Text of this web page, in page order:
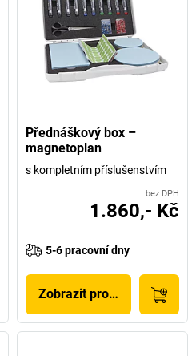
Přednáškový box –
magnetoplan
s kompletním příslušenstvím
bez DPH
1.860,- Kč
5-6 pracovní dny
Zobrazit produkt